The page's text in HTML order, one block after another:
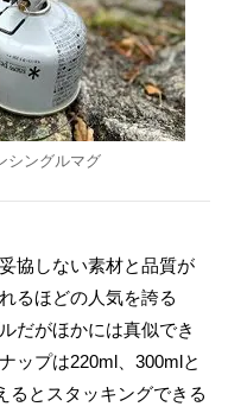
シングルマグ
協しない素材と品質が
るほどの人気を誇る
だがほかには真似でき
ップは220ml、300mlと
るとスタッキングできる